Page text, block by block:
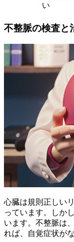
い
不整脈の検査と
心臓は規則正しい
っています。しか
います。不整脈は
れば、自覚症状が